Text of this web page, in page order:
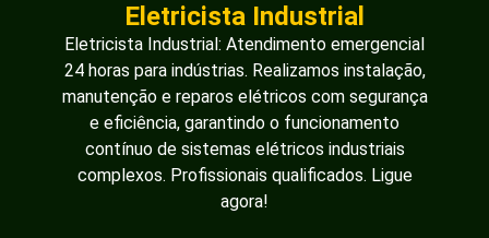
Eletricista Industrial
Eletricista Industrial: Atendimento emergencial
24 horas para indústrias. Realizamos instalação,
manutenção e reparos elétricos com segurança
e eficiência, garantindo o funcionamento
contínuo de sistemas elétricos industriais
complexos. Profissionais qualificados. Ligue
agora!